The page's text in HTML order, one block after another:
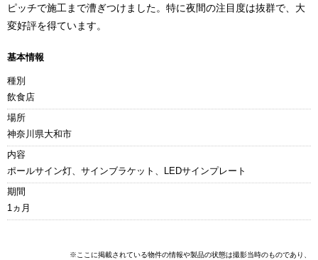
ピッチで施工まで漕ぎつけました。特に夜間の注目度は抜群で、大
変好評を得ています。
基本情報
種別
飲食店
場所
神奈川県大和市
内容
ポールサイン灯、サインブラケット、LEDサインプレート
期間
1ヵ月
※ここに掲載されている物件の情報や製品の状態は撮影当時のものであり、